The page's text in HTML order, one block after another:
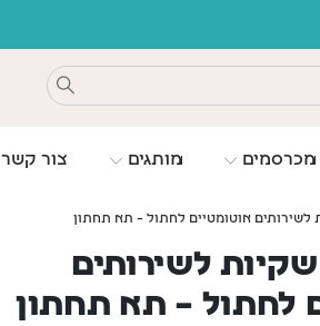
מכרסמים מותגים צור קשר
לשירותים אוטומטיים לחתול – תא תחתון
לשירותים
לחתול – תא תחתון